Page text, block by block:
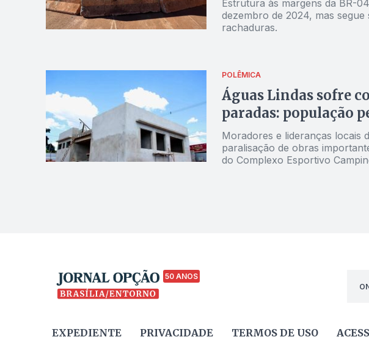
Estrutura às margens da BR-
dezembro de 2024, mas
rachaduras.
POLÊMICA
Águas Lindas sofre
paradas: população
Moradores e lideranças locais
paralisação de obras
do Complexo Esportivo
50 ANOS
EXPEDIENTE PRIVACIDADE TERMOS DE USO